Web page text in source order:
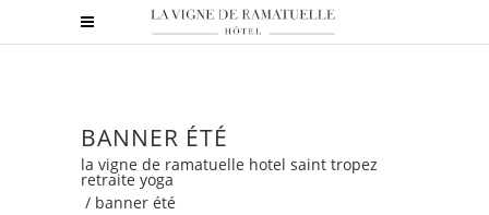
BANNER ÉTÉ
la vigne de ramatuelle hotel saint tropez
retraite yoga
/ banner été